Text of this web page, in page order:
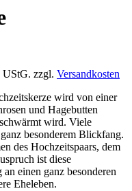
UStG. zzgl. Versandkosten
wird von einer
und Hagebutten
wird. Viele
besonderem Blickfang.
des Hochzeitspaars, dem
ist diese
einen ganz besonderen
Eheleben.